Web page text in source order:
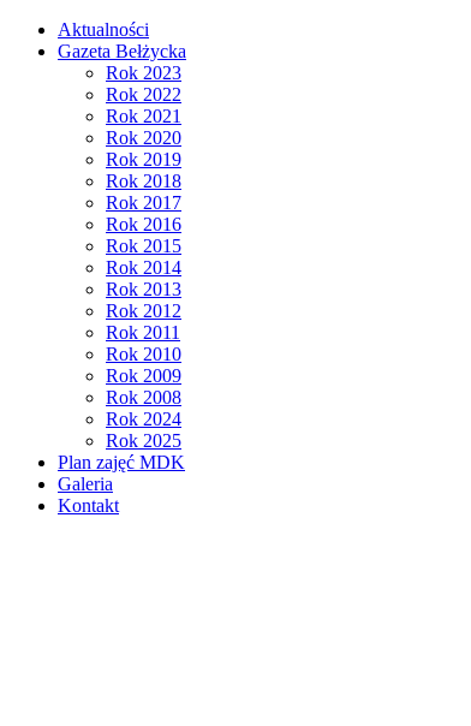
Aktualności
Gazeta Bełżycka
Rok 2023
Rok 2022
Rok 2021
Rok 2020
Rok 2019
Rok 2018
Rok 2017
Rok 2016
Rok 2015
Rok 2014
Rok 2013
Rok 2012
Rok 2011
Rok 2010
Rok 2009
Rok 2008
Rok 2024
Rok 2025
Plan zajęć MDK
Galeria
Kontakt